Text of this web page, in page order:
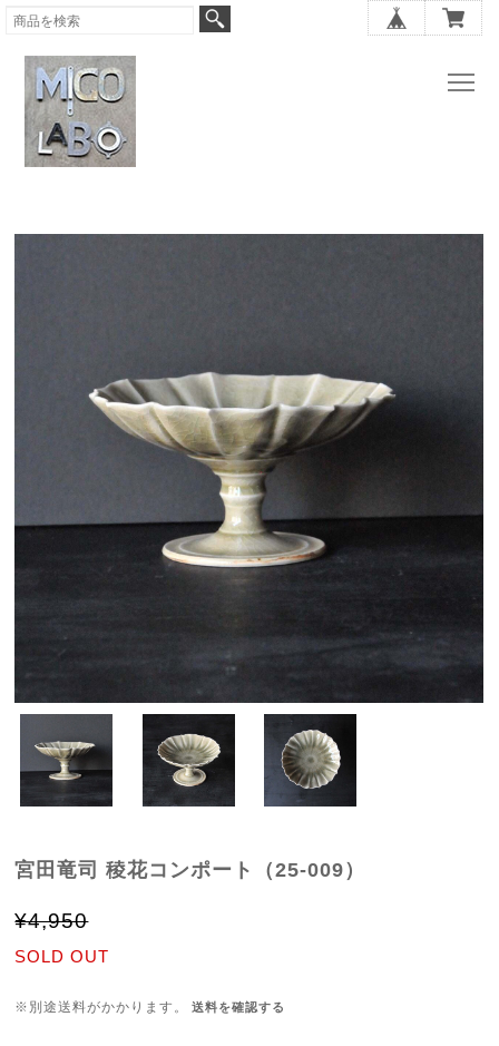
宮田竜司 稜花コンポート（25-009）
¥4,950
SOLD OUT
※別途送料がかかります。 送料を確認する